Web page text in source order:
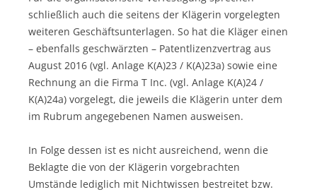
schließlich auch die seitens der Klägerin vorgelegten
weiteren Geschäftsunterlagen. So hat die Kläger einen
– ebenfalls geschwärzten – Patentlizenzvertrag aus
August 2016 (vgl. Anlage K(A)23 / K(A)23a) sowie eine
Rechnung an die Firma T Inc. (vgl. Anlage K(A)24 /
K(A)24a) vorgelegt, die jeweils die Klägerin unter dem
im Rubrum angegebenen Namen ausweisen.
In Folge dessen ist es nicht ausreichend, wenn die
Beklagte die von der Klägerin vorgebrachten
Umstände lediglich mit Nichtwissen bestreitet bzw.